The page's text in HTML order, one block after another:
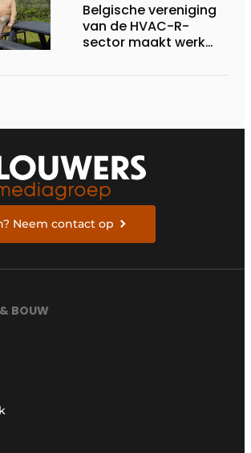
Belgische vereniging
van de HVAC-R-
sector maakt werk
Neem contact op
BOUW